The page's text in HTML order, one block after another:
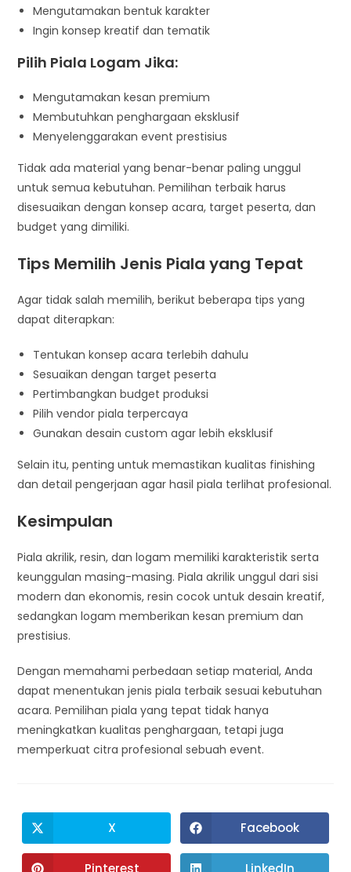
Mengutamakan bentuk karakter
Ingin konsep kreatif dan tematik
Pilih Piala Logam Jika:
Mengutamakan kesan premium
Membutuhkan penghargaan eksklusif
Menyelenggarakan event prestisius
Tidak ada material yang benar-benar paling unggul
untuk semua kebutuhan. Pemilihan terbaik harus
disesuaikan dengan konsep acara, target peserta, dan
budget yang dimiliki.
Tips Memilih Jenis Piala yang Tepat
Agar tidak salah memilih, berikut beberapa tips yang
dapat diterapkan:
Tentukan konsep acara terlebih dahulu
Sesuaikan dengan target peserta
Pertimbangkan budget produksi
Pilih vendor piala terpercaya
Gunakan desain custom agar lebih eksklusif
Selain itu, penting untuk memastikan kualitas finishing
dan detail pengerjaan agar hasil piala terlihat profesional.
Kesimpulan
Piala akrilik, resin, dan logam memiliki karakteristik serta
keunggulan masing-masing. Piala akrilik unggul dari sisi
modern dan ekonomis, resin cocok untuk desain kreatif,
sedangkan logam memberikan kesan premium dan
prestisius.
Dengan memahami perbedaan setiap material, Anda
dapat menentukan jenis piala terbaik sesuai kebutuhan
acara. Pemilihan piala yang tepat tidak hanya
meningkatkan kualitas penghargaan, tetapi juga
memperkuat citra profesional sebuah event.
X Facebook